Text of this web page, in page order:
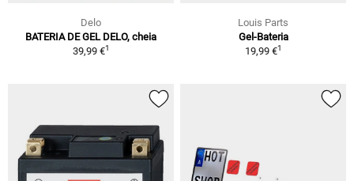
Delo
BATERIA DE GEL DELO, cheia
39,99 €1
Louis Parts
Gel-Bateria
19,99 €1